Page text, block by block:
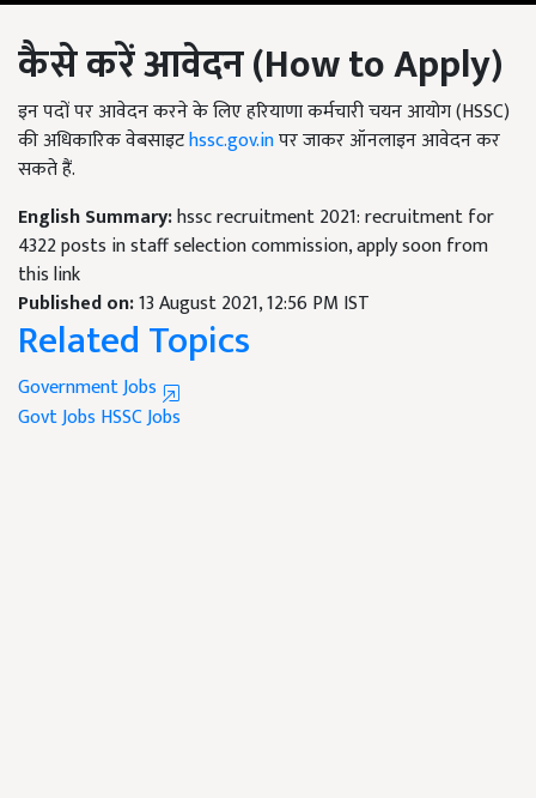
कैसे करें आवेदन (How to Apply)
इन पदों पर आवेदन करने के लिए हरियाणा कर्मचारी चयन आयोग (HSSC)
की अधिकारिक वेबसाइटhssc.gov.inपर जाकर ऑनलाइन आवेदन कर
सकते हैं.
English Summary:hssc recruitment 2021: recruitment for
4322 posts in staff selection commission, apply soon from
this link
Published on:13 August 2021, 12:56 PM IST
Related Topics
Government Jobs
Govt Jobs HSSC Jobs